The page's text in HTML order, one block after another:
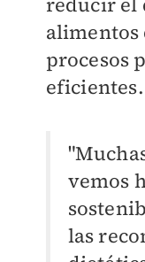
alimentos
procesos
eficientes.
vemos
las